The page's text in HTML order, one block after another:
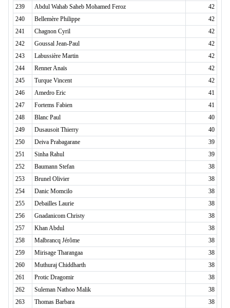
239 Abdul Wahab Saheb Mohamed Feroz
42
240
Bellemère Philippe
42
241
Chagnon Cyril
42
242
Goussal Jean-Paul
42
243
Labussière Martin
42
244
Renner Anaïs
42
245
Turque Vincent
42
246
Amedro Eric
41
247
Fortems Fabien
41
248
Blanc Paul
40
249
Dusausoit Thierry
40
250
Deiva Prabagarane
39
251
Sinha Rahul
39
252
Baumann Stefan
38
253
Brunel Olivier
38
254
Danic Momcilo
38
255
Debailles Laurie
38
256
Gnadanicom Christy
38
257
Khan Abdul
38
258
Malbrancq Jérôme
38
259
Mirisage Tharangaa
38
260
Muthuraj Chiddharth
38
261
Protic Dragomir
38
262
Suleman Nathoo Malik
38
263
Thomas Barbara
38